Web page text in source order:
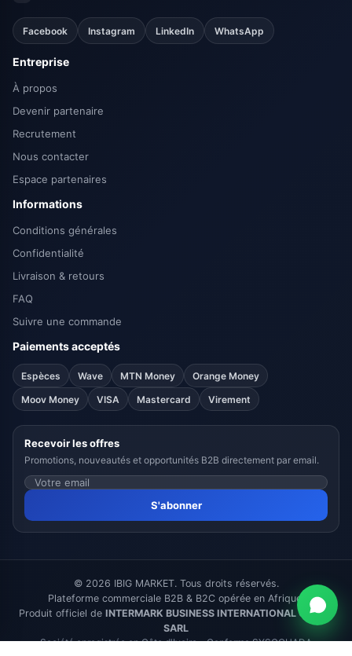
Facebook Instagram LinkedIn WhatsApp
Entreprise
À propos
Devenir partenaire
Recrutement
Nous contacter
Espace partenaires
Informations
Conditions générales
Confidentialité
Livraison & retours
FAQ
Suivre une commande
Paiements acceptés
Espèces Wave MTN Money
Orange Money
Moov Money
VISA Mastercard Virement
Recevoir les offres
Promotions, nouveautés et opportunités B2B directement par email.
S'abonner
© 2026 IBIG MARKET. Tous droits réservés.
Plateforme commerciale B2B & B2C opérée en Afrique.
Produit officiel de INTERMARK BUSINESS INTERNATIONAL GROUP
SARL
Société enregistrée en Côte d'Ivoire - Conforme SYSCOHADA